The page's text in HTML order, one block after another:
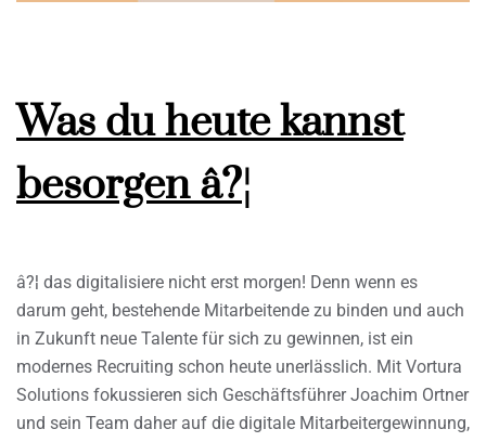
Was du heute kannst
besorgen â?¦
â?¦ das digitalisiere nicht erst morgen! Denn wenn es
darum geht, bestehende Mitarbeitende zu binden und auch
in Zukunft neue Talente für sich zu gewinnen, ist ein
modernes Recruiting schon heute unerlässlich. Mit Vortura
Solutions fokussieren sich Geschäftsführer Joachim Ortner
und sein Team daher auf die digitale Mitarbeitergewinnung,